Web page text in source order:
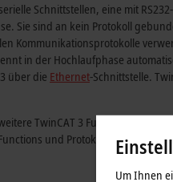
Schnittstellen, eine mit
Sie sind an kein Protokoll
Kommunikationsprotokolle
in der Hochlaufphase
über die Ethernet-Schnittstelle.
TwinCAT 3 Functions und
und Protokolle finden Sie im
Um Ihnen